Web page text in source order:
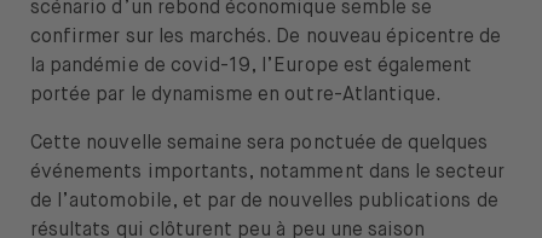
Actions & ETF
À propos
À propos de nous
Emplois
Presse
scénario d’un rebond économique semble se
confirmer sur les marchés. De nouveau épicentre de
la pandémie de covid-19, l’Europe est également
portée par le dynamisme en outre-Atlantique.
Cette nouvelle semaine sera ponctuée de quelques
événements importants, notamment dans le secteur
de l’automobile, et par de nouvelles publications de
résultats qui clôturent peu à peu une saison